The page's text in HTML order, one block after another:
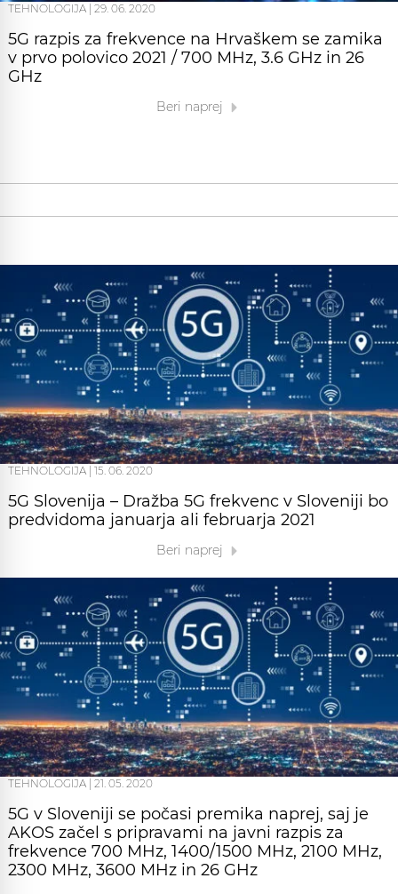
TEHNOLOGIJA 29. 06. 2020
5G razpis za frekvence na Hrvaškem se zamika
v prvo polovico 2021 / 700 MHz, 3.6 GHz in 26
GHz
Beri naprej
TEHNOLOGIJA | 15. 06. 2020
5G Slovenija – Dražba 5G frekvenc v Sloveniji bo
predvidoma januarja ali februarja 2021
Beri naprej
TEHNOLOGIJA 21. 05. 2020
5G v Sloveniji se počasi premika naprej, saj je
AKOS začel s pripravami na javni razpis za
frekvence 700 MHz, 1400/1500 MHz, 2100 MHz,
2300 MHz, 3600 MHz in 26 GHz